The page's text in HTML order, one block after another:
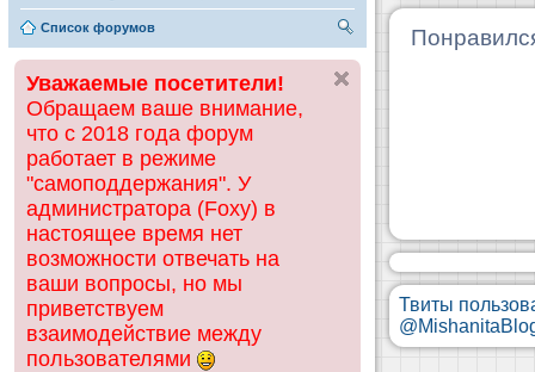
Список форумов
ск
Уважаемые посетители!
Обращаем ваше внимание,
что с 2018 года форум
работает в режиме
"самоподдержания". У
администратора (Foxy) в
настоящее время нет
возможности отвечать на
ваши вопросы, но мы
приветствуем
взаимодействие между
пользователями
Твиты